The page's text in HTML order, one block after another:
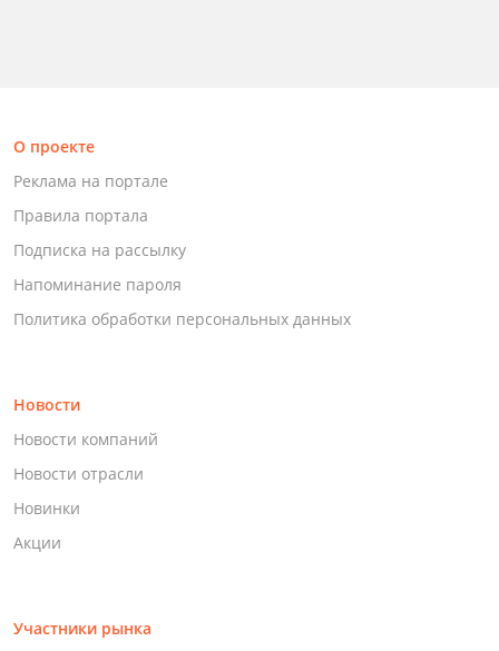
О проекте
Реклама на портале
Правила портала
Подписка на рассылку
Напоминание пароля
Политика обработки персональных данных
Новости
Новости компаний
Новости отрасли
Новинки
Акции
Участники рынка